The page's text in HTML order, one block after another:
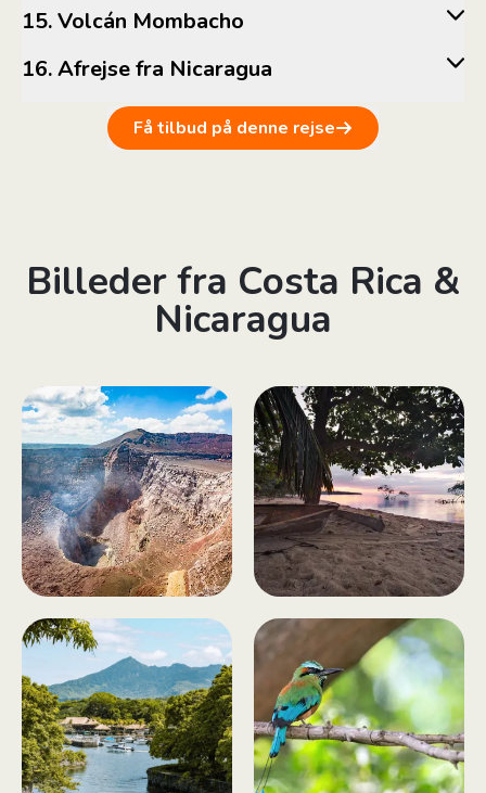
15. Volcán Mombacho
16. Afrejse fra Nicaragua
Få tilbud på denne rejse
Billeder fra Costa Rica &
Nicaragua